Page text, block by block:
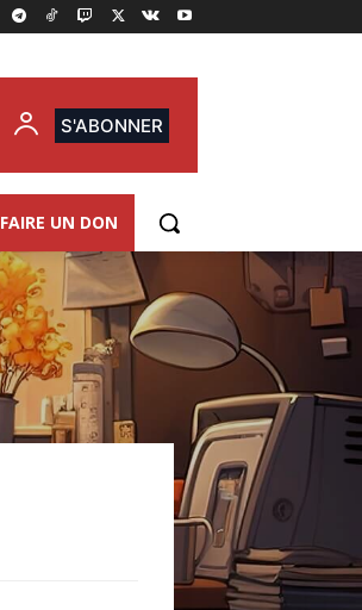
S'ABONNER
FAIRE UN DON